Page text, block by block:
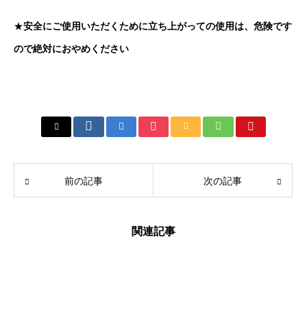
★安全にご使用いただくために立ち上がっての使用は、危険です
ので絶対におやめください
前の記事 次の記事
関連記事